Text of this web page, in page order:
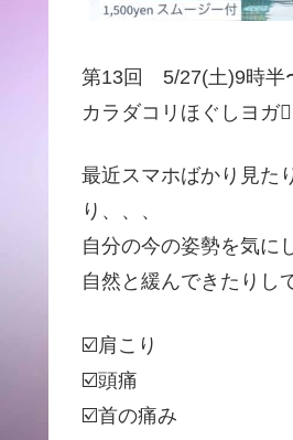
第13回 5/27(土)9時半
カラダコリほぐしヨガ
最近スマホばかり見た
り、、、
自分の今の姿勢を気に
自然と緩んできたりし
☑️肩こり
☑️頭痛
☑️首の痛み